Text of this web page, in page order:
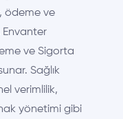
ödeme ve
Envanter
ve Sigorta
Sağlık
verimlilik,
yönetimi gibi